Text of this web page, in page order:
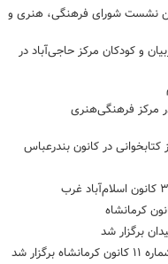
نشست شورای فرهنگی، هنری و
و کودکان مرکز حاجی‌آباد در
مرکز فرهنگی‌هنری
در کانون بندرعباس
برگزار شد
شد